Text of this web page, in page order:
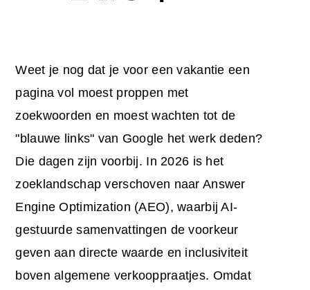
Weet je nog dat je voor een vakantie een
pagina vol moest proppen met
zoekwoorden en moest wachten tot de
"blauwe links" van Google het werk deden?
Die dagen zijn voorbij. In 2026 is het
zoeklandschap verschoven naar Answer
Engine Optimization (AEO), waarbij AI-
gestuurde samenvattingen de voorkeur
geven aan directe waarde en inclusiviteit
boven algemene verkooppraatjes. Omdat